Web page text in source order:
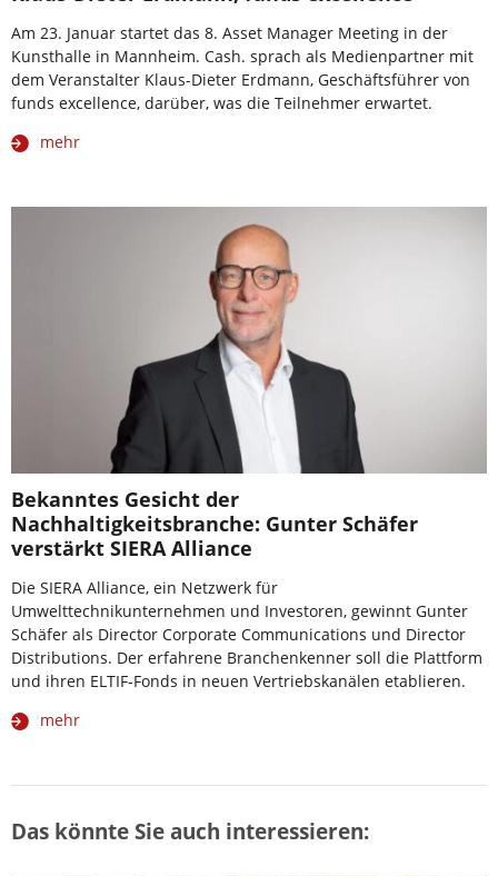
Am 23. Januar startet das 8. Asset Manager Meeting in der
Kunsthalle in Mannheim. Cash. sprach als Medienpartner mit
dem Veranstalter Klaus-Dieter Erdmann, Geschäftsführer von
funds excellence, darüber, was die Teilnehmer erwartet.
mehr
Bekanntes Gesicht der
Nachhaltigkeitsbranche: Gunter Schäfer
verstärkt SIERA Alliance
Die SIERA Alliance, ein Netzwerk für
Umwelttechnikunternehmen und Investoren, gewinnt Gunter
Schäfer als Director Corporate Communications und Director
Distributions. Der erfahrene Branchenkenner soll die Plattform
und ihren ELTIF-Fonds in neuen Vertriebskanälen etablieren.
mehr
Das könnte Sie auch interessieren: